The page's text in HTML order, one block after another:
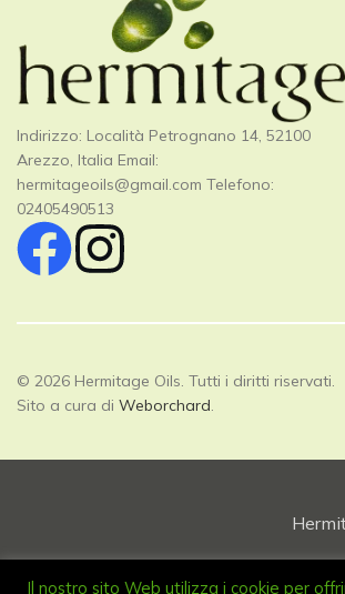
Indirizzo: Località Petrognano 14, 52100
Arezzo, Italia Email:
hermitageoils@gmail.com Telefono:
02405490513
© 2026 Hermitage Oils. Tutti i diritti riservati.
Sito a cura di Weborchard.
Il nostro sito Web utilizza i cookie per